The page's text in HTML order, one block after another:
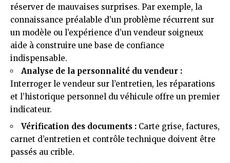
réserver de mauvaises surprises. Par exemple, la
connaissance préalable d’un problème récurrent sur
un modèle ou l’expérience d’un vendeur soigneux
aide à construire une base de confiance
indispensable.
Analyse de la personnalité du vendeur :
Interroger le vendeur sur l’entretien, les réparations
et l’historique personnel du véhicule offre un premier
indicateur.
Vérification des documents : Carte grise, factures,
carnet d’entretien et contrôle technique doivent être
passés au crible.